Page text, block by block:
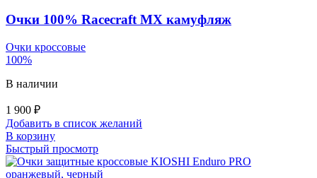
Очки 100% Racecraft MX камуфляж
Очки кроссовые
100%
В наличии
1 900 ₽
Добавить в список желаний
В корзину
Быстрый просмотр